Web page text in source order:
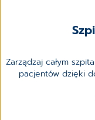
Zarządzaj całym
pacjentów dzięki